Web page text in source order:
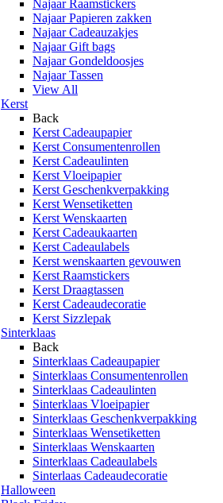
Najaar Raamstickers
Najaar Papieren zakken
Najaar Cadeauzakjes
Najaar Gift bags
Najaar Gondeldoosjes
Najaar Tassen
View All
Kerst
Back
Kerst Cadeaupapier
Kerst Consumentenrollen
Kerst Cadeaulinten
Kerst Vloeipapier
Kerst Geschenkverpakking
Kerst Wensetiketten
Kerst Wenskaarten
Kerst Cadeaukaarten
Kerst Cadeaulabels
Kerst wenskaarten gevouwen
Kerst Raamstickers
Kerst Draagtassen
Kerst Cadeaudecoratie
Kerst Sizzlepak
Sinterklaas
Back
Sinterklaas Cadeaupapier
Sinterklaas Consumentenrollen
Sinterklaas Cadeaulinten
Sinterklaas Vloeipapier
Sinterklaas Geschenkverpakking
Sinterklaas Wensetiketten
Sinterklaas Wenskaarten
Sinterklaas Cadeaulabels
Sinterlaas Cadeaudecoratie
Halloween